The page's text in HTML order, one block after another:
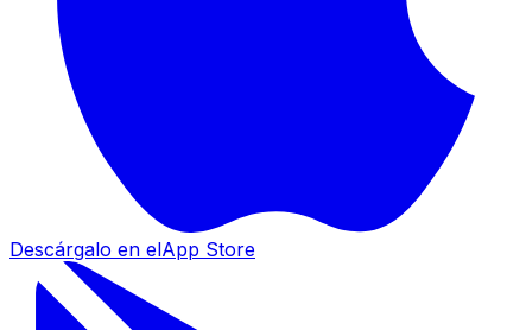
Descárgalo en elApp Store